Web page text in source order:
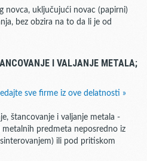
novca, uključujući novac (papirni)
bez obzira na to da li je od
I VALJANJE METALA;
sve firme iz ove delatnosti »
štancovanje i valjanje metala -
predmeta neposredno iz
ili pod pritiskom